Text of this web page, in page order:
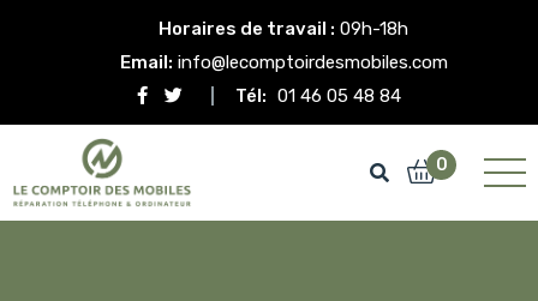
Horaires de travail : 09h-18h
Email: info@lecomptoirdesmobiles.com
Tél: 01 46 05 48 84
0